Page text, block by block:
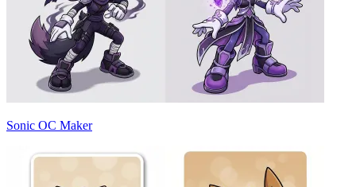
Sonic OC Maker